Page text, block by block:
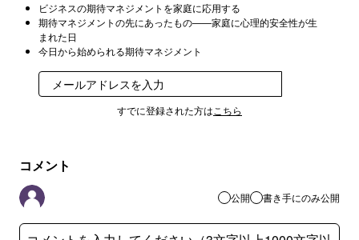
ビジネスの期待マネジメントを家庭に応用する
期待マネジメントの先にあったもの——家庭に心理的安全性が生
まれた日
今日から始められる期待マネジメント
すでに登録された方は こちら
コメント
公開 書き手にのみ公開